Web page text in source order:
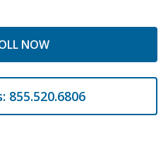
NOW
855.520.6806